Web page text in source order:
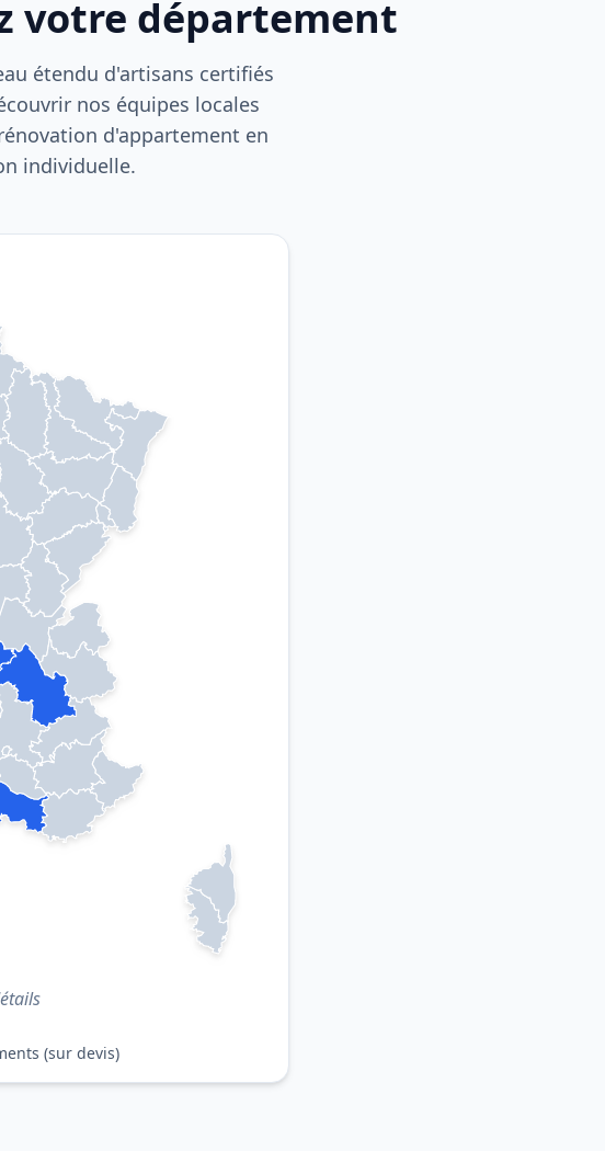
votre département
étendu d'artisans certifiés
nos équipes locales
d'appartement en
individuelle.
(sur devis)